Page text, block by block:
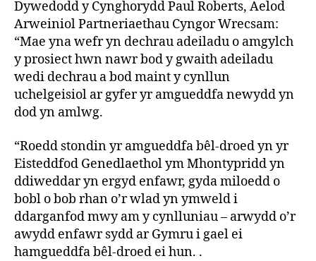
Dywedodd y Cynghorydd Paul Roberts, Aelod
Arweiniol Partneriaethau Cyngor Wrecsam:
“Mae yna wefr yn dechrau adeiladu o amgylch
y prosiect hwn nawr bod y gwaith adeiladu
wedi dechrau a bod maint y cynllun
uchelgeisiol ar gyfer yr amgueddfa newydd yn
dod yn amlwg.
“Roedd stondin yr amgueddfa bêl-droed yn yr
Eisteddfod Genedlaethol ym Mhontypridd yn
ddiweddar yn ergyd enfawr, gyda miloedd o
bobl o bob rhan o’r wlad yn ymweld i
ddarganfod mwy am y cynlluniau – arwydd o’r
awydd enfawr sydd ar Gymru i gael ei
hamgueddfa bêl-droed ei hun. .